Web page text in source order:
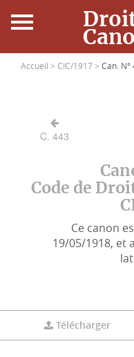
Accueil
Ressources
Accueil > CIC/1917 > Can. N°
C. 443
Code de
Ce canon
19/05/1918, et
Télécharger